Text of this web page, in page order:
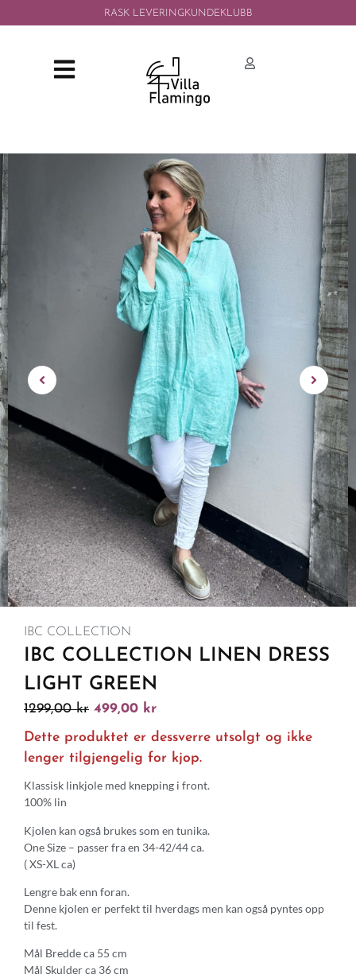
RASK LEVERINGKUNDEKLUBB
IBC COLLECTION
IBC COLLECTION LINEN DRESS
LIGHT GREEN
1299,00kr 499,00 kr
Dette produktet er dessverre utsolgt og ikke
lenger tilgjengelig for kjop.
Klassisk linkjole med knepping i front.
100% lin
Kjolen kan også brukes som en tunika.
One Size – passer fra en 34-42/44 ca.
( XS-XL ca)
Lengre bak enn foran.
Denne kjolen er perfekt til hverdags men kan også pyntes opp
til fest.
Mål Bredde ca 55 cm
Mål Skulder ca 36 cm